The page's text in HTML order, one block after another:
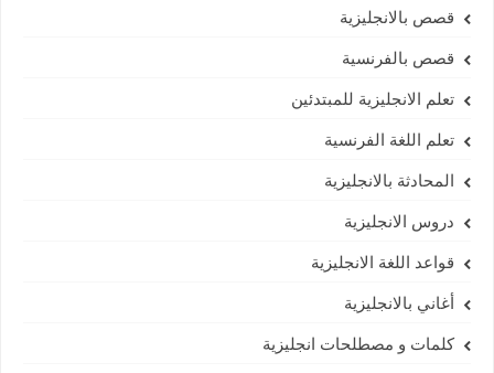
قصص بالانجليزية
قصص بالفرنسية
تعلم الانجليزية للمبتدئين
تعلم اللغة الفرنسية
المحادثة بالانجليزية
دروس الانجليزية
قواعد اللغة الانجليزية
أغاني بالانجليزية
كلمات و مصطلحات انجليزية